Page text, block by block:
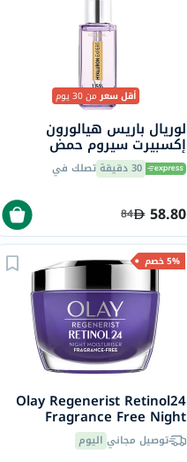
أقل سعرمن 30 يوم
لوريال باريس هيالورون
إكسبيرت سيروم حمض
مل 30 دقيقة تصلك في
58.80
84
5% خصم
Olay Regenerist Retinol24
Fragrance Free Night
Moisturiser Cream 50g
توصيل مجاني اليوم